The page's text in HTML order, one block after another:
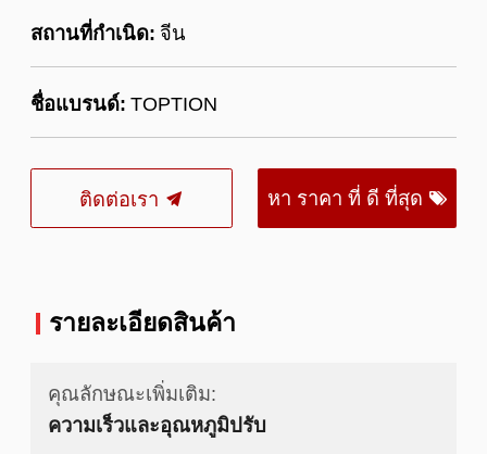
สถานที่กำเนิด: จีน
ชื่อแบรนด์: TOPTION
ติดต่อเรา หา ราคา ที่ ดี ที่สุด
รายละเอียดสินค้า
คุณลักษณะเพิ่มเติม:
ความเร็วและอุณหภูมิปรับ